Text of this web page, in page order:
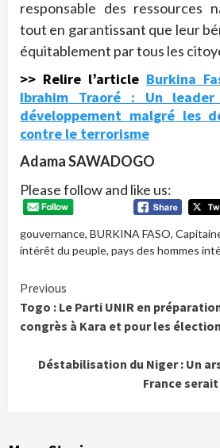
responsable des ressources
tout en garantissant que leur
équitablement par tous les
>> Relire l’article Burkina
Ibrahim Traoré : Un
développement malgré les
contre le terrorisme
Adama SAWADOGO
Please follow and like us:
gouvernance, BURKINA FASO,
intérêt du peuple, pays des hommes
Continue
Reading
Previous
Togo : Le Parti UNIR en
congrès à Kara et pour les
Déstabilisation du Niger : Un
France